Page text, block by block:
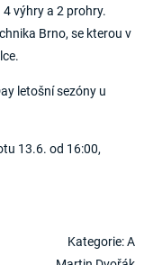
výhry a 2 prohry.
Brno, se kterou v
letošní sezóny u
13.6. od 16:00,
Kategorie: A